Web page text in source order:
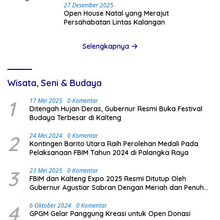
27 Desember 2025
Open House Natal yang Merajut
Persahabatan Lintas Kalangan
Selengkapnya
Wisata, Seni & Budaya
1 17 Mei 2025 0 Komentar
Ditengah Hujan Deras, Gubernur Resmi Buka Festival
Budaya Terbesar di Kalteng
2 24 Mei 2024 0 Komentar
Kontingen Barito Utara Raih Perolehan Medali Pada
Pelaksanaan FBIM Tahun 2024 di Palangka Raya
3 23 Mei 2025 0 Komentar
FBIM dan Kalteng Expo 2025 Resmi Ditutup Oleh
Gubernur Agustiar Sabran Dengan Meriah dan Penuh
4 6 Oktober 2024 0 Komentar
GPGM Gelar Panggung Kreasi untuk Open Donasi